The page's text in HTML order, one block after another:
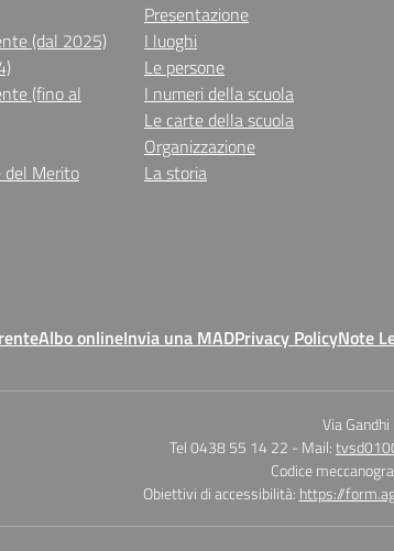
(dal 2025)
(fino al
del Merito
Presentazione
I luoghi
Le persone
I numeri della scuola
Le carte della scuola
Organizzazione
La storia
Albo onlineInvia una MADPrivacy PolicyNote
Via
Tel 0438 55 14 22 - Mail:
Codice
Obiettivi di accessibilità: https://